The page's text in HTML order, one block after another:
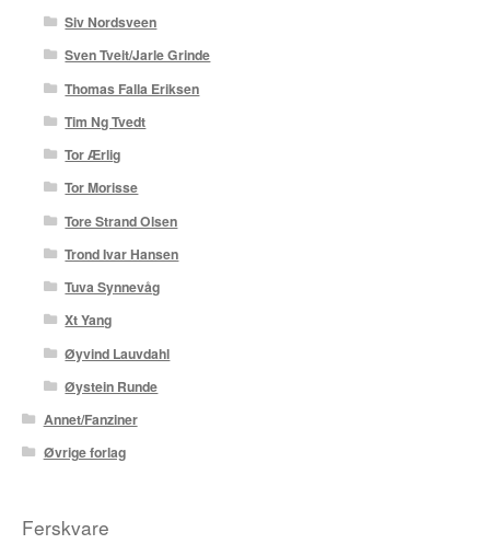
Siv Nordsveen
Sven Tveit/Jarle Grinde
Thomas Falla Eriksen
Tim Ng Tvedt
Tor Ærlig
Tor Morisse
Tore Strand Olsen
Trond Ivar Hansen
Tuva Synnevåg
Xt Yang
Øyvind Lauvdahl
Øystein Runde
Annet/Fanziner
Øvrige forlag
Ferskvare